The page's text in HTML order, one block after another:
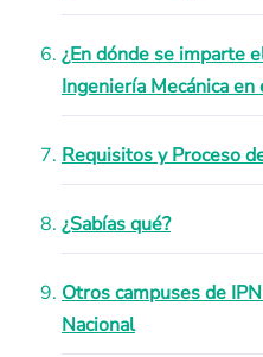
¿En dónde se imparte
Ingeniería Mecánica en
Requisitos y Proceso
¿Sabías qué?
Otros campuses de
Nacional